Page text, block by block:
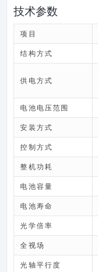
技术参数
项目
结构方式
供电方式
电池电压范围
安装方式
控制方式
整机功耗
电池容量
电池寿命
光学倍率
全视场
光轴平行度